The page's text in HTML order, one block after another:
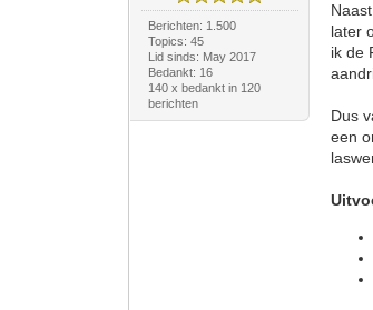
Berichten: 1.500
Topics: 45
Lid sinds: May 2017
Bedankt: 16
140 x bedankt in 120
berichten
later
ik de
Dus
een